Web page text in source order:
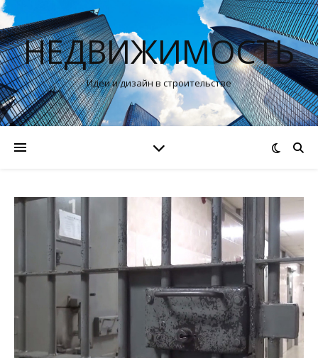
НЕДВИЖИМОСТЬ
Идеи и дизайн в строительстве